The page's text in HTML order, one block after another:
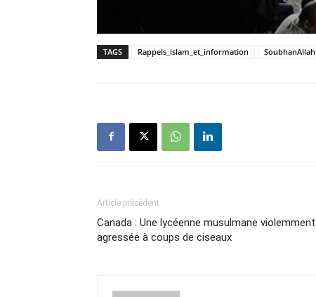
TAGS Rappels_islam_et_information SoubhanAllah
Article précédent
Canada : Une lycéenne musulmane violemment
agressée à coups de ciseaux